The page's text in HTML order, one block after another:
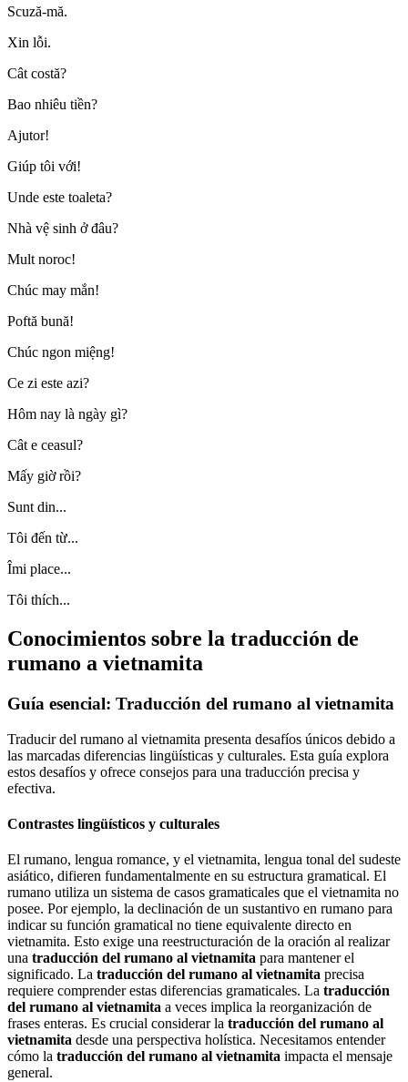
Scuză-mă.
Xin lỗi.
Cât costă?
Bao nhiêu tiền?
Ajutor!
Giúp tôi với!
Unde este toaleta?
Nhà vệ sinh ở đâu?
Mult noroc!
Chúc may mắn!
Poftă bună!
Chúc ngon miệng!
Ce zi este azi?
Hôm nay là ngày gì?
Cât e ceasul?
Mấy giờ rồi?
Sunt din...
Tôi đến từ...
Îmi place...
Tôi thích...
Conocimientos sobre la traducción de
rumano a vietnamita
Guía esencial: Traducción del rumano al vietnamita
Traducir del rumano al vietnamita presenta desafíos únicos debido a
las marcadas diferencias lingüísticas y culturales. Esta guía explora
estos desafíos y ofrece consejos para una traducción precisa y
efectiva.
Contrastes lingüísticos y culturales
El rumano, lengua romance, y el vietnamita, lengua tonal del sudeste
asiático, difieren fundamentalmente en su estructura gramatical. El
rumano utiliza un sistema de casos gramaticales que el vietnamita no
posee. Por ejemplo, la declinación de un sustantivo en rumano para
indicar su función gramatical no tiene equivalente directo en
vietnamita. Esto exige una reestructuración de la oración al realizar
una traducción del rumano al vietnamita para mantener el
significado. La traducción del rumano al vietnamita precisa
requiere comprender estas diferencias gramaticales. La traducción
del rumano al vietnamita a veces implica la reorganización de
frases enteras. Es crucial considerar la traducción del rumano al
vietnamita desde una perspectiva holística. Necesitamos entender
cómo la traducción del rumano al vietnamita impacta el mensaje
general.